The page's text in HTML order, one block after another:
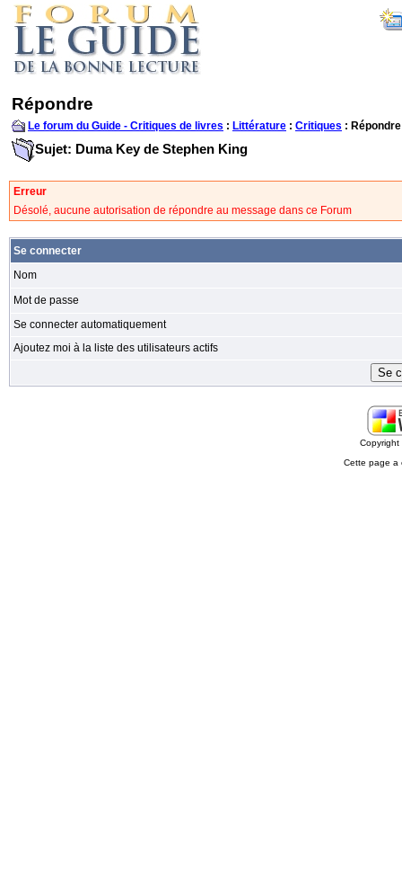
Répondre
Le forum du Guide - Critiques de livres : Littérature : Critiques : Répondre
Sujet: Duma Key de Stephen King
Erreur
Désolé, aucune autorisation de répondre au message dans ce Forum
Se connecter
Nom
Mot de passe
Se connecter automatiquement
Ajoutez moi à la liste des utilisateurs actifs
Cette page a